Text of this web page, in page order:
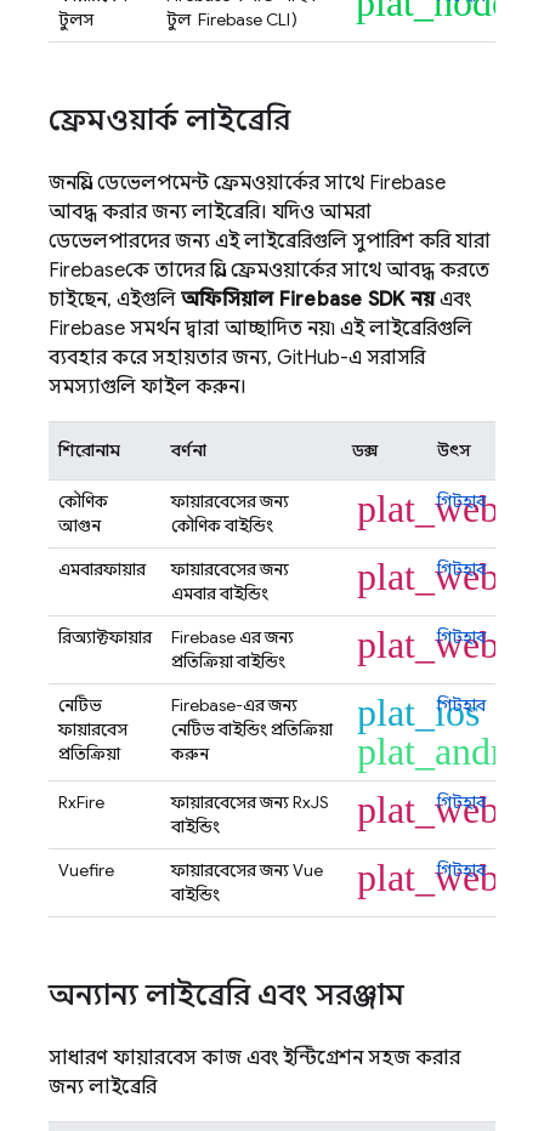
টুলস
টুল ( FirebaseCLI)
ফ্রেমওয়ার্ক লাইব্রেরি
জনপ্রিয় ডেভেলপমেন্ট ফ্রেমওয়ার্কের সাথে Firebase
আবদ্ধ করার জন্য লাইব্রেরি। যদিও আমরা
ডেভেলপারদের জন্য এই লাইব্রেরিগুলি সুপারিশ করি যারা
Firebaseকে তাদের প্রিয় ফ্রেমওয়ার্কের সাথে আবদ্ধ করতে
চাইছেন, এইগুলি অফিসিয়াল Firebase SDK নয়এবং
Firebase সমর্থন দ্বারা আচ্ছাদিত নয়৷ এই লাইব্রেরিগুলি
ব্যবহার করে সহায়তার জন্য, GitHub-এ সরাসরি
সমস্যাগুলি ফাইল করুন।
শিরোনাম বর্ণনা ডক্স উৎস
কৌণিক
আগুন
ফায়ারবেসের জন্য
কৌণিক বাইন্ডিং
plat_web
গিটহাব
এমবারফায়ার
ফায়ারবেসের জন্য
এমবার বাইন্ডিং
plat_web
গিটহাব
রিঅ্যাক্টফায়ার
Firebase এর জন্য
প্রতিক্রিয়া বাইন্ডিং
plat_web
গিটহাব
নেটিভ
ফায়ারবেস
প্রতিক্রিয়া
Firebase-এর জন্য
নেটিভ বাইন্ডিং প্রতিক্রিয়া
করুন
plat_ios
গিটহাব
RxFire
ফায়ারবেসের জন্য RxJS
বাইন্ডিং
plat_web
গিটহাব
Vuefire
ফায়ারবেসের জন্য Vue
বাইন্ডিং
plat_web
গিটহাব
অন্যান্য লাইব্রেরি এবং সরঞ্জাম
সাধারণ ফায়ারবেস কাজ এবং ইন্টিগ্রেশন সহজ করার
জন্য লাইব্রেরি